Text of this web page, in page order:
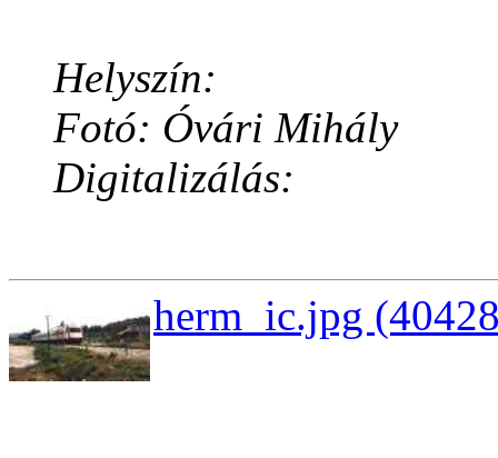
Helyszín:
Fotó: Óvári Mihály
Digitalizálás:
herm_ic.jpg